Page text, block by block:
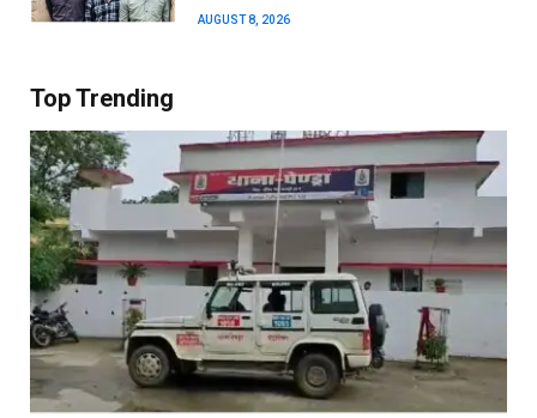
AUGUST 8, 2026
Top Trending